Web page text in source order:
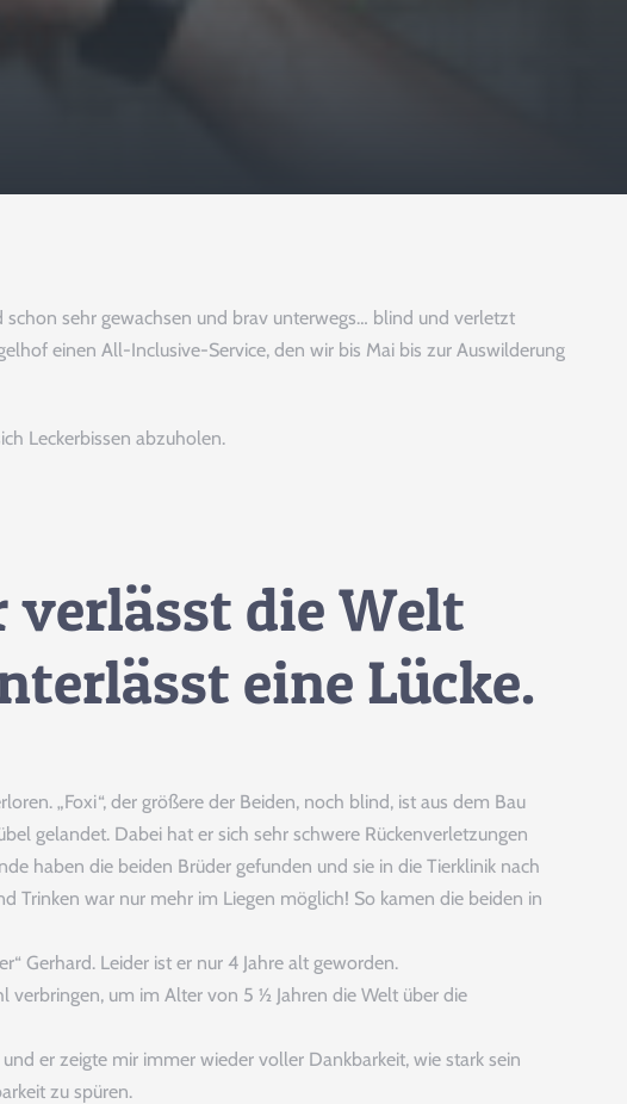
sehr gewachsen und brav unterwegs… blind und verletzt
einen All-Inclusive-Service, den wir bis Mai bis zur Auswilderung
Leckerbissen abzuholen.
verlässt die Welt
eine Lücke.
„Foxi“, der größere der Beiden, noch blind, ist aus dem Bau
gelandet. Dabei hat er sich sehr schwere Rückenverletzungen
haben die beiden Brüder gefunden und sie in die Tierklinik nach
Trinken war nur mehr im Liegen möglich! So kamen die beiden in
Gerhard. Leider ist er nur 4 Jahre alt geworden.
verbringen, um im Alter von 5 ½ Jahren die Welt über die
er zeigte mir immer wieder voller Dankbarkeit, wie stark sein
zu spüren.